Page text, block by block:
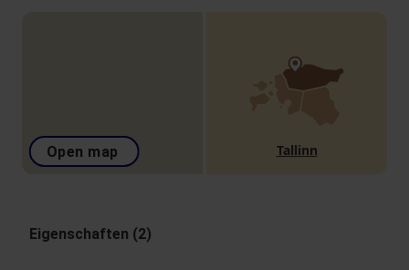
Open map Tallinn
Eigenschaften (2)